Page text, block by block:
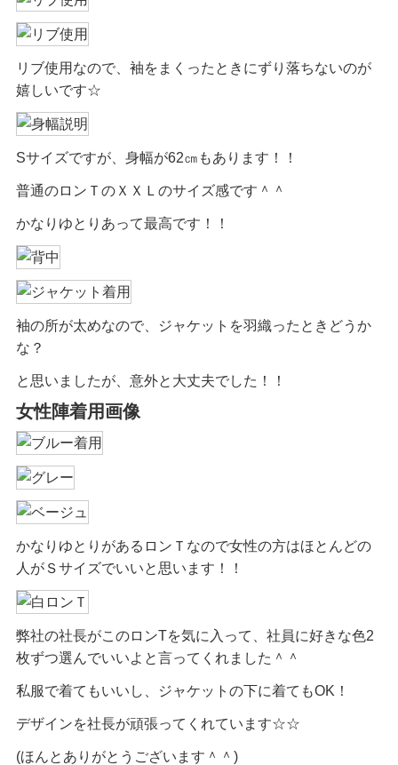
リブ使用なので、袖をまくったときにずり落ちないのが
嬉しいです☆
Sサイズですが、身幅が62㎝もあります！！
普通のロンＴのＸＸＬのサイズ感です＾＾
かなりゆとりあって最高です！！
袖の所が太めなので、ジャケットを羽織ったときどうか
な？
と思いましたが、意外と大丈夫でした！！
女性陣着用画像
かなりゆとりがあるロンＴなので女性の方はほとんどの
人がＳサイズでいいと思います！！
弊社の社長がこのロンTを気に入って、社員に好きな色2
枚ずつ選んでいいよと言ってくれました＾＾
私服で着てもいいし、ジャケットの下に着てもOK！
デザインを社長が頑張ってくれています☆☆
(ほんとありがとうございます＾＾)